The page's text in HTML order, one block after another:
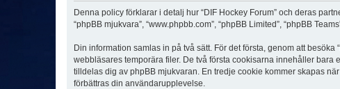
Denna policy förklarar i detalj hur “DIF Hockey Forum” och deras
“phpBB mjukvara”, “www.phpbb.com”, “phpBB Limited”, “phpBB
Din information samlas in på två sätt. För det första, genom att
webbläsares temporära filer. De två första cookisarna innehåller bara
tilldelas dig av phpBB mjukvaran. En tredje cookie kommer skapas
förbättras din användarupplevelse.